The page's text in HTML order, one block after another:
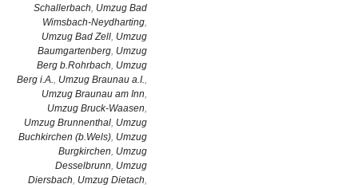
Schallerbach, Umzug Bad
Wimsbach-Neydharting,
Umzug Bad Zell, Umzug
Baumgartenberg, Umzug
Berg b.Rohrbach, Umzug
Berg i.A., Umzug Braunau a.I.,
Umzug Braunau am Inn,
Umzug Bruck-Waasen,
Umzug Brunnenthal, Umzug
Buchkirchen (b.Wels), Umzug
Burgkirchen, Umzug
Desselbrunn, Umzug
Diersbach, Umzug Dietach,